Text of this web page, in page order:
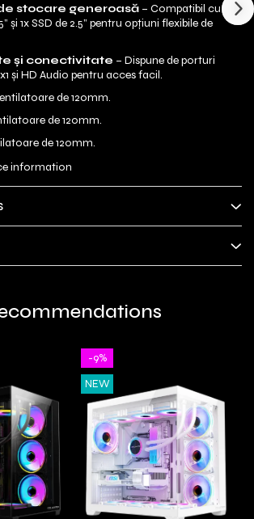
stocare generoasă – Compatibil cu
și 1x SSD de 2.5” pentru opțiuni flexibile de
și conectivitate – Dispune de porturi
x1 și HD Audio pentru acces facil.
de 120mm.
de 120mm.
de 120mm.
information
-9%
NEW